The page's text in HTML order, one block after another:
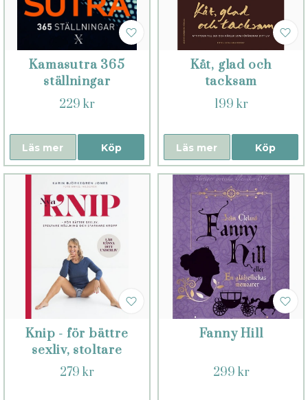
Kamasutra 365
ställningar
229 kr
Köp
Läs mer
Kåt, glad och
tacksam
199 kr
Köp
Läs mer
Knip - för bättre
sexliv, stoltare
hållning och
279 kr
Fanny Hill
299 kr